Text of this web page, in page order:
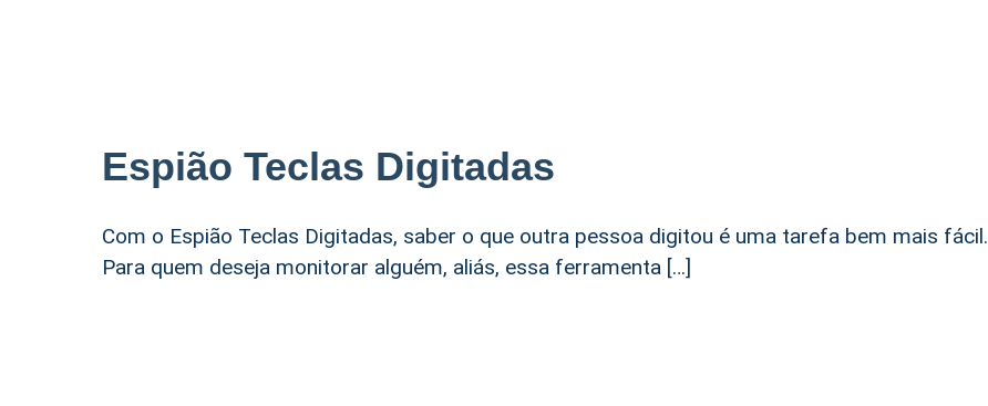
Espião Teclas Digitadas
Com o Espião Teclas Digitadas, saber o que outra pessoa digitou é uma tarefa bem mais fácil.
Para quem deseja monitorar alguém, aliás, essa ferramenta […]